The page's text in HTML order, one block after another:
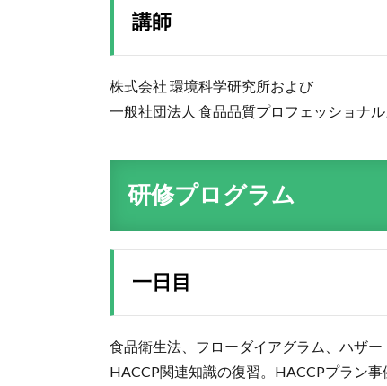
講師
株式会社 環境科学研究所および
一般社団法人 食品品質プロフェッショナ
研修プログラム
一日目
食品衛生法、フローダイアグラム、ハザ
HACCP関連知識の復習。HACCPプラン